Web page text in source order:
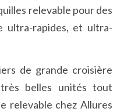
relevable pour des
ultra-rapides, et ultra-
de grande croisière
belles unités tout
relevable chez Allures